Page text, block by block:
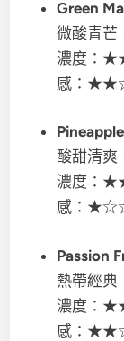
Green
微酸青芒
濃度
感：
酸甜清爽
濃度
感：
Passion
熱帶經典
濃度
感：